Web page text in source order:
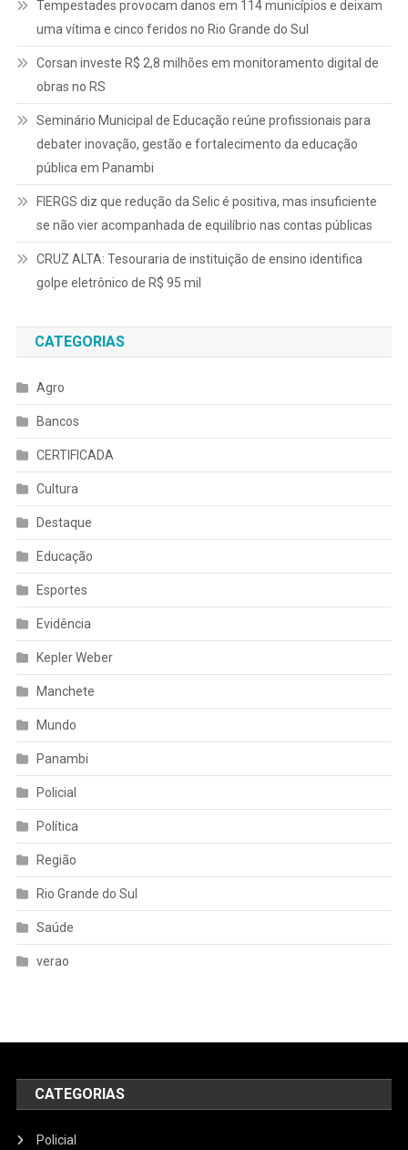
Tempestades provocam danos em 114 municípios e deixam
uma vítima e cinco feridos no Rio Grande do Sul
Corsan investe R$ 2,8 milhões em monitoramento digital de
obras no RS
Seminário Municipal de Educação reúne profissionais para
debater inovação, gestão e fortalecimento da educação
pública em Panambi
FIERGS diz que redução da Selic é positiva, mas insuficiente
se não vier acompanhada de equilíbrio nas contas públicas
CRUZ ALTA: Tesouraria de instituição de ensino identifica
golpe eletrônico de R$ 95 mil
CATEGORIAS
Agro
Bancos
CERTIFICADA
Cultura
Destaque
Educação
Esportes
Evidência
Kepler Weber
Manchete
Mundo
Panambi
Policial
Política
Região
Rio Grande do Sul
Saúde
verao
CATEGORIAS
Policial